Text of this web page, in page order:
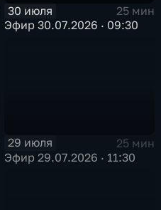
30 июля
25 мин
Эфир 30.07.2026 · 09:30
29 июля
25 мин
Эфир 29.07.2026 · 11:30